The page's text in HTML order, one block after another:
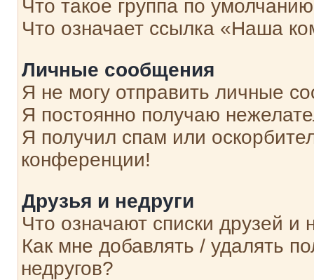
Что такое группа по
Что означает ссылка «Наша
Личные сообщения
Я не могу отправить личные
Я постоянно получаю
Я получил спам или
конференции!
Друзья и недруги
Что означают списки друзей и
Как мне добавлять / удалять
недругов?